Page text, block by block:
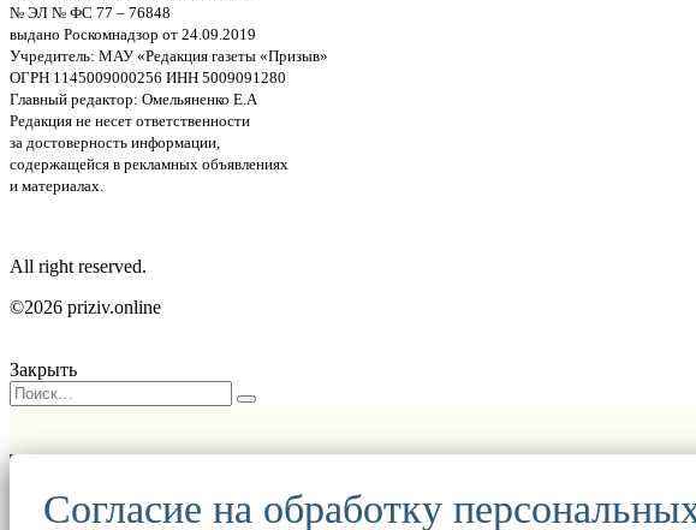
№ ЭЛ № ФС 77 – 76848
выдано Роскомнадзор от 24.09.2019
Учредитель: МАУ «Редакция газеты «Призыв»
ОГРН 1145009000256 ИНН 5009091280
Главный редактор: Омельяненко Е.А
Редакция не несет ответственности
за достоверность информации,
содержащейся в рекламных объявлениях
и материалах.
All right reserved.
©2026 priziv.online
Закрыть
Согласие на обработку